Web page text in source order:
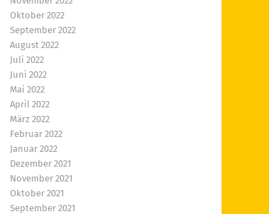
Oktober 2022
September 2022
August 2022
Juli 2022
Juni 2022
Mai 2022
April 2022
März 2022
Februar 2022
Januar 2022
Dezember 2021
November 2021
Oktober 2021
September 2021